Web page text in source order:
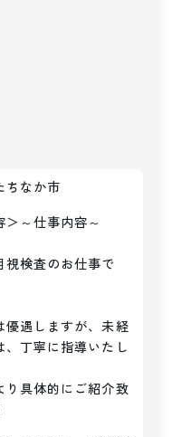
ちなか市
＞～仕事内容～
視検査のお仕事で
優遇しますが、未経
、丁寧に指導いたし
り具体的にご紹介致